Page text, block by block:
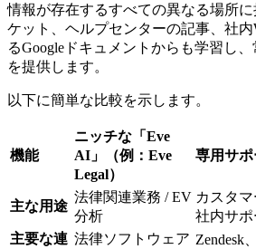
情報が存在するすべての異なる場所
ケット、ヘルプセンターの記事、社
るGoogleドキュメントからも学習し
を提供します。
以下に簡単な比較を示します。
機能
ニッチな「Eve
AI」（例：Eve
Legal）
専用サポ
主な用途
法律関連業務 / EV
分析
カスタマ
社内サポ
主要な連 法律ソフトウェア Zendesk